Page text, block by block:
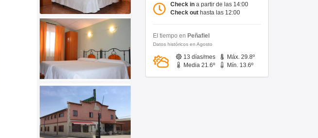
Check in a partir de las 14:00
Check out hasta las 12:00
El tiempo en Peñafiel
Datos históricos en Agosto
13 días/mes
Máx. 29.8º
Media 21.6º
Mín. 13.6º